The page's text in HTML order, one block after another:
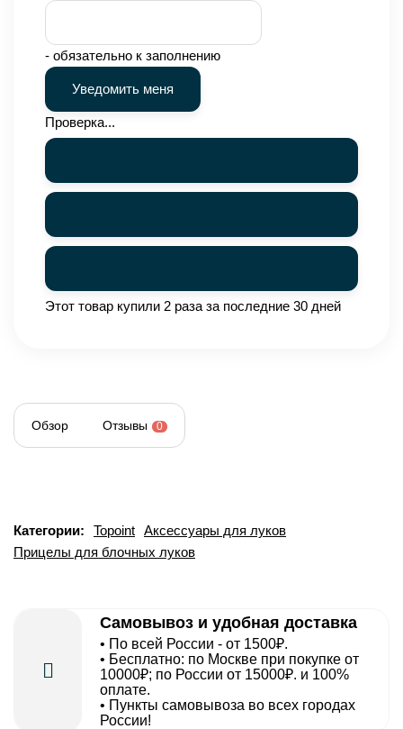
- обязательно к заполнению
Проверка...
Этот товар купили 2 раза за последние 30 дней
Обзор Отзывы 0
Категории: Topoint Аксессуары для луков
Прицелы для блочных луков
Самовывоз и удобная доставка
• По всей России - от 1500₽.
• Бесплатно: по Москве при покупке от
10000₽; по России от 15000₽. и 100%
оплате.
• Пункты самовывоза во всех городах
России!